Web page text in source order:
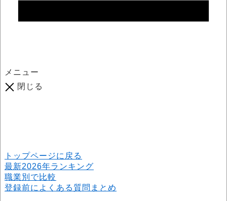
メニュー
閉じる
トップページに戻る
最新2026年ランキング
職業別で比較
登録前によくある質問まとめ